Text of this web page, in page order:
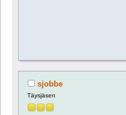
sjobbe
Täysjäsen